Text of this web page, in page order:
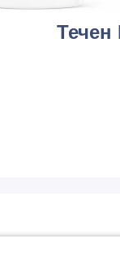
Течен